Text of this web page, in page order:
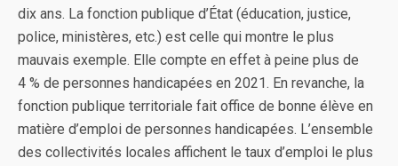
dix ans. La fonction publique d’État (éducation, justice,
police, ministères, etc.) est celle qui montre le plus
mauvais exemple. Elle compte en effet à peine plus de
4 % de personnes handicapées en 2021. En revanche, la
fonction publique territoriale fait office de bonne élève en
matière d’emploi de personnes handicapées. L’ensemble
des collectivités locales affichent le taux d’emploi le plus